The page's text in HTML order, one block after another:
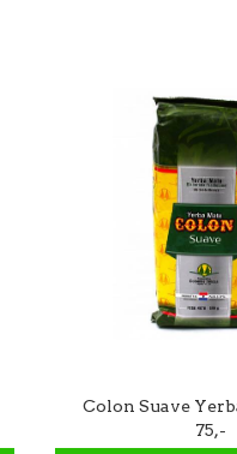
Colon Suave
75,-